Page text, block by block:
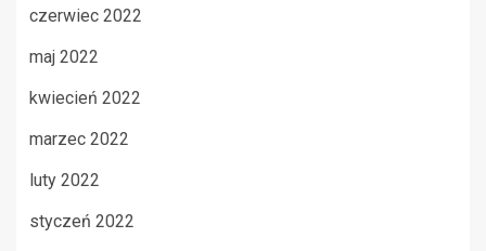
czerwiec 2022
maj 2022
kwiecień 2022
marzec 2022
luty 2022
styczeń 2022